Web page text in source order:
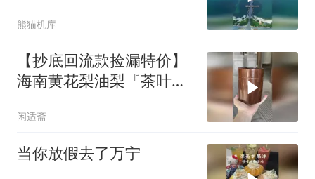
熊猫机库
【抄底回流款捡漏特价】
海南黄花梨油梨『茶叶
闲适斋
当你放假去了万宁